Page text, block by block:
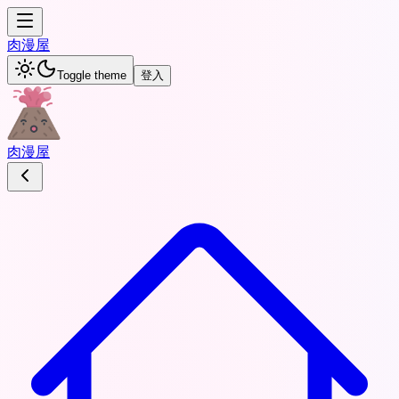
肉漫屋
Toggle theme 登入
肉漫屋